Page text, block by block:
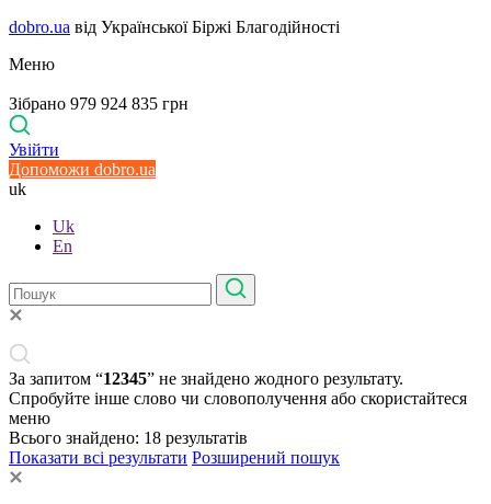
dobro.ua від Української Біржі Благодійності
Меню
Зібрано 979 924 835 грн
Увійти
Допоможи dobro.ua
uk
Uk
En
За запитом “12345” не знайдено жодного результату.
Спробуйте інше слово чи словополучення або скористайтеся
меню
Всього знайдено: 18 результатів
Показати всі результати Розширений пошук